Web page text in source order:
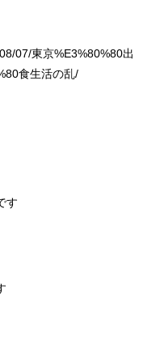
解説
07/東京%E3%80%80出
食生活の乱/
す